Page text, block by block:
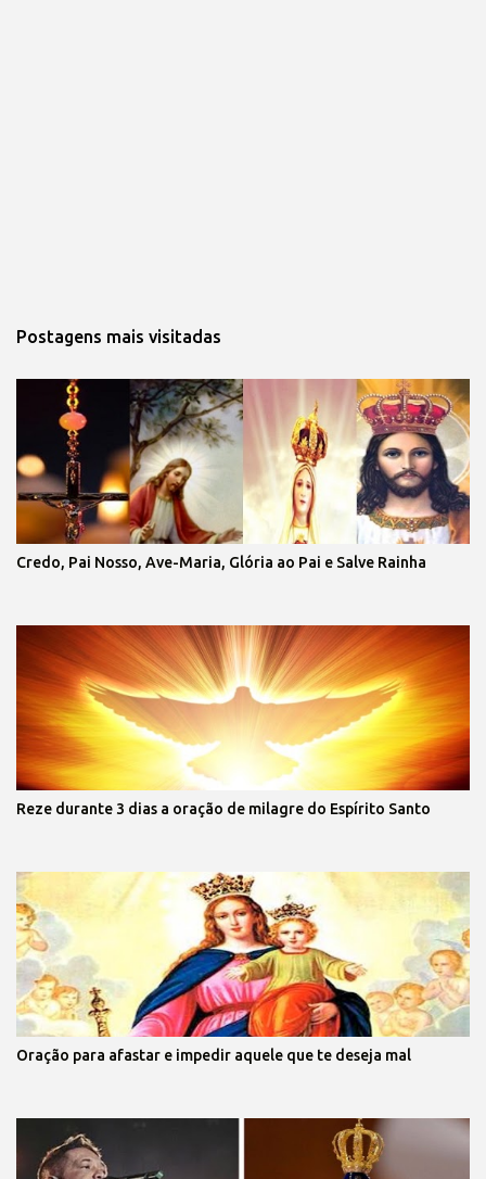
Postagens mais visitadas
Credo, Pai Nosso, Ave-Maria, Glória ao Pai e Salve Rainha
Reze durante 3 dias a oração de milagre do Espírito Santo
Oração para afastar e impedir aquele que te deseja mal